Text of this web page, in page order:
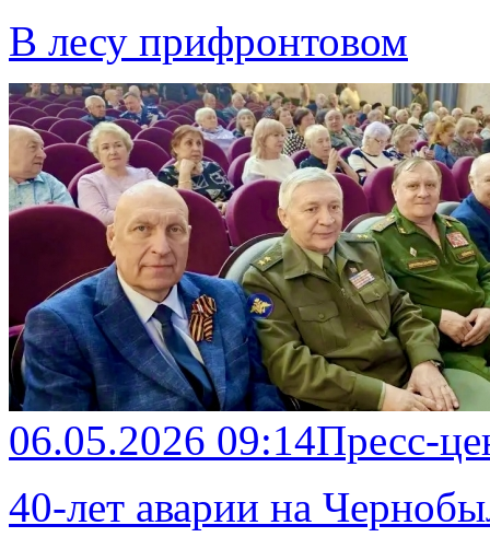
В лесу прифронтовом
06.05.2026 09:14Пресс-
40-лет аварии на